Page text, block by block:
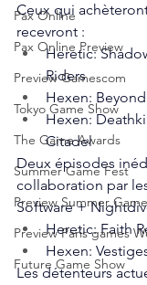
Pax Online
Pax Online Preview
Preview Gamescom
Tokyo Game Show
The Game Awards
Summer Game Fest
Preview Summer
Preview Paris games
Future Game Show
Ceux qui
recevront :
Heretic:
Riders
Hexen:
Hexen:
Citadel
Deux épisodes
collaboration par
Software +
Heretic: Faith
Hexen:
Les détenteurs